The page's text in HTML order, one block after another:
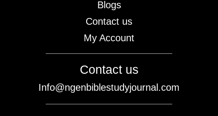
Contact us
Info@ngenbiblestudyjournal.com
Blogs
Contact us
My Account